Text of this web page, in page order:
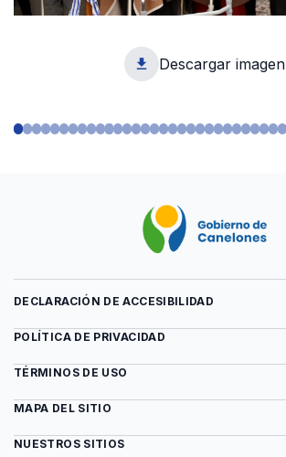
Descargar imagen
1
DECLARACIÓN DE ACCESIBILIDAD
POLÍTICA DE PRIVACIDAD
TÉRMINOS DE USO
MAPA DEL SITIO
NUESTROS SITIOS